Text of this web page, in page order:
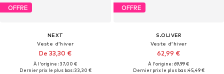
OFFRE
NEXT
Veste d’hiver
De 33,30 €
À l'origine : 37,00 €
Dernier prix le plus bas :33,30 €
OFFRE
S.OLIVER
Veste d’hiver
62,99 €
À l'origine : 69,99 €
Dernier prix le plus bas :45,49 €